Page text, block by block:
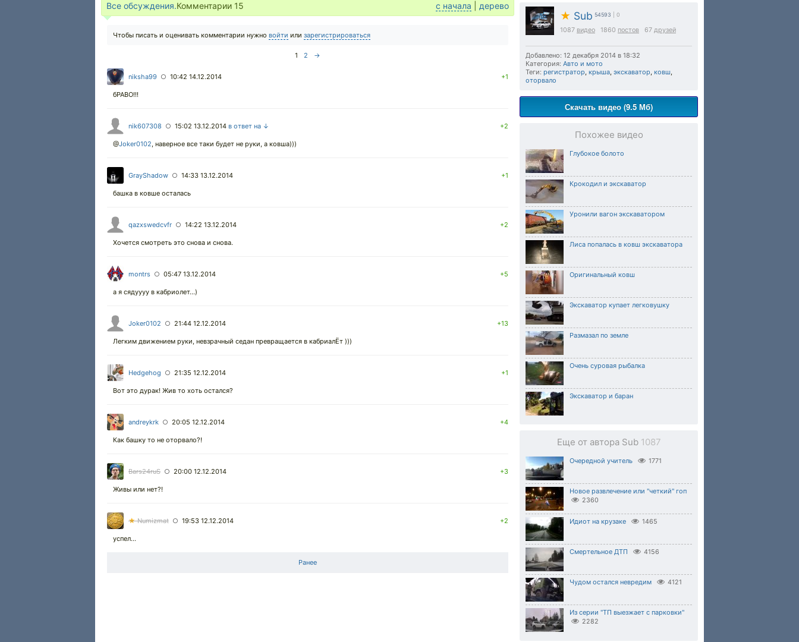
★ Sub 54593 | 0
1087 видео 1860 постов 67 друзей
Добавлено: 12 декабря 2014 в 18:32
Категория: Авто и мото
Теги: регистратор, крыша, экскаватор, ковш,
оторвало
Скачать видео (9.5 Мб)
Похожее видео
Глубокое болото
Крокодил и экскаватор
Уронили вагон экскаватором
Лиса попалась в ковш экскаватора
Оригинальный ковш
Экскаватор купает легковушку
Размазал по земле
Очень суровая рыбалка
Экскаватор и баран
Еще от автора Sub 1087
Очередной учитель 1771
Новое развлечение или "четкий" гоп
2360
Идиот на крузаке 1465
Смертельное ДТП 4156
Чудом остался невредим 4121
Из серии "ТП выезжает с парковки"
2282
Все обсуждения.Комментарии 15 с начала дерево
Чтобы писать и оценивать комментарии нужно войти или зарегистрироваться
1 2 →
niksha99 ○ 10:42 14.12.2014 +1
бРАВО!!!
nik607308 ○ 15:02 13.12.2014 в ответ на ↓ +2
@Joker0102, наверное все таки будет не руки, а ковша)))
GrayShadow ○ 14:33 13.12.2014 +1
башка в ковше осталась
qazxswedcvfr ○ 14:22 13.12.2014 +2
Хочется смотреть это снова и снова.
montrs ○ 05:47 13.12.2014 +5
а я сядуууу в кабриолет...)
Joker0102 ○ 21:44 12.12.2014 +13
Легким движением руки, невзрачный седан превращается в кабриалЁт )))
Hedgehog ○ 21:35 12.12.2014 +1
Вот это дурак! Жив то хоть остался?
andreykrk ○ 20:05 12.12.2014 +4
Как башку то не оторвало?!
Bars24ruS ○ 20:00 12.12.2014 +3
Живы или нет?!
★Numizmat ○ 19:53 12.12.2014 +2
успел...
Ранее